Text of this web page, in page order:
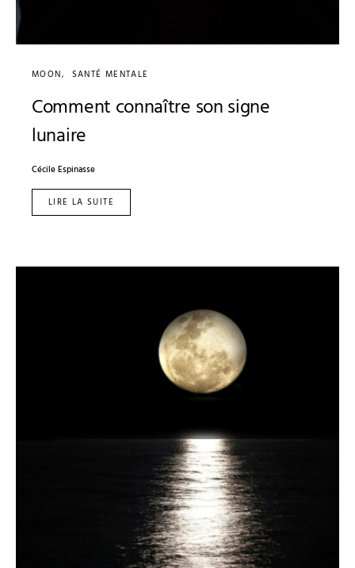
MOON SANTÉ MENTALE
Comment connaître son signe
lunaire
Cécile Espinasse
LIRE LA SUITE